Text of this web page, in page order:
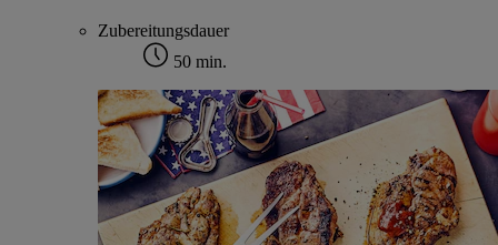
Zubereitungsdauer
50 min.